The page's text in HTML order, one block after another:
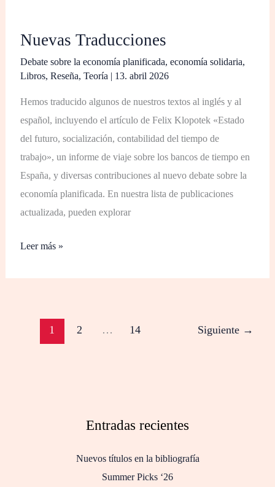
Nuevas Traducciones
Debate sobre la economía planificada,economía solidaria,
Libros,Reseña,Teoría | 13. abril 2026
Hemos traducido algunos de nuestros textos al inglés y al
español, incluyendo el artículo de Felix Klopotek «Estado
del futuro, socialización, contabilidad del tiempo de
trabajo», un informe de viaje sobre los bancos de tiempo en
España, y diversas contribuciones al nuevo debate sobre la
economía planificada. En nuestra lista de publicaciones
actualizada, pueden explorar
Leer más »
1 2 … 14 Siguiente →
Entradas recientes
Nuevos títulos en la bibliografía
Summer Picks ‘26